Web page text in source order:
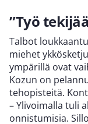
”Työ
Talbot
miehet
ympärillä ovat
Kozun on
tehopisteitä.
– Ylivoimalla tuli
onnistumisia.